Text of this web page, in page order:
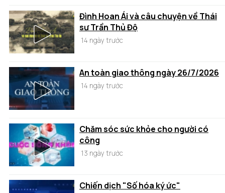
Đình Hoan Ái và câu chuyện về Thái
sư Trần Thủ Độ
14 ngày trước
An toàn giao thông ngày 26/7/2026
14 ngày trước
Chăm sóc sức khỏe cho người có
công
13 ngày trước
Chiến dịch "Số hóa ký ức"